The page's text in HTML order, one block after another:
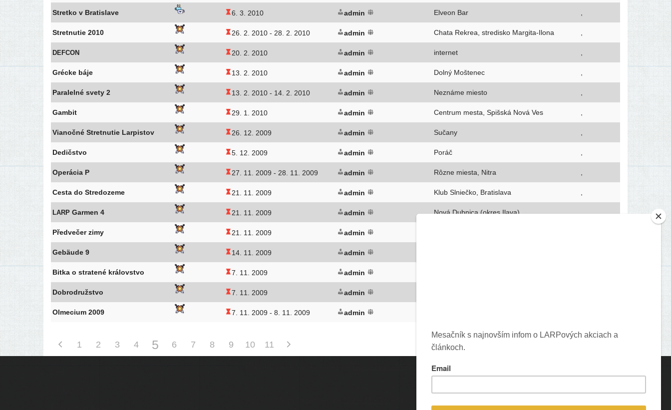
Stretko v Bratislave 6. 3. 2010 admin Elveon Bar
Stretnutie 2010 26. 2. 2010 - 28. 2. 2010 admin Chata Rekrea, stre­dis­ko Margita-Ilona
DEFCON 20. 2. 2010 admin internet
Grécke báje 13. 2. 2010 admin Dolný Moštenec
Paralelné sve­ty 2 13. 2. 2010 - 14. 2. 2010 admin Neznáme miesto
Gambit 29. 1. 2010 admin Centrum mes­ta, Spišská Nová Ves
Vianočné Stretnutie Larpistov 26. 12. 2009 admin Sučany
Dedičstvo 5. 12. 2009 admin Poráč
Operácia P 27. 11. 2009 - 28. 11. 2009 admin Rôzne mies­ta, Nitra
Cesta do Stredozeme 21. 11. 2009 admin Klub Slniečko, Bratislava
LARP Garmen 4 21. 11. 2009 admin Nová Dubnica (okres Ilava) ,
Předvečer zimy 21. 11. 2009 admin
Gebäude 9 14. 11. 2009 admin
Bitka o stra­te­né královstvo 7. 11. 2009 admin
Dobrodružstvo 7. 11. 2009 admin
Olmecium 2009 7. 11. 2009 - 8. 11. 2009 admin
1 2 3 4 5 6 7 8 9 10 11